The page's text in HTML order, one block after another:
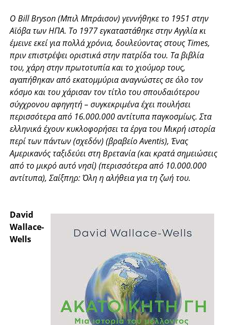
Ο Bill Bryson (Μπιλ Μπράισον) γεννήθηκε το 1951 στην
Αϊόβα των ΗΠΑ. Το 1977 εγκαταστάθηκε στην Αγγλία κι
έμεινε εκεί για πολλά χρόνια, δουλεύοντας στους Times,
πριν επιστρέψει οριστικά στην πατρίδα του. Τα βιβλία
του, χάρη στην πρωτοτυπία και το χιούμορ τους,
αγαπήθηκαν από εκατομμύρια αναγνώστες σε όλο τον
κόσμο και του χάρισαν τον τίτλο του σπουδαιότερου
σύγχρονου αφηγητή – συγκεκριμένα έχει πουλήσει
περισσότερα από 16.000.000 αντίτυπα παγκοσμίως. Στα
ελληνικά έχουν κυκλοφορήσει τα έργα του Μικρή ιστορία
περί των πάντων (σχεδόν) (βραβείο Aventis), Ένας
Αμερικανός ταξιδεύει στη Βρετανία (και κρατά σημειώσεις
από το μικρό αυτό νησί) (περισσότερα από 10.000.000
αντίτυπα), Σαίξπηρ: Όλη η αλήθεια για τη ζωή του.
David
Wallace-
Wells